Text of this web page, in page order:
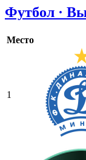
Футбол ·
Место
1